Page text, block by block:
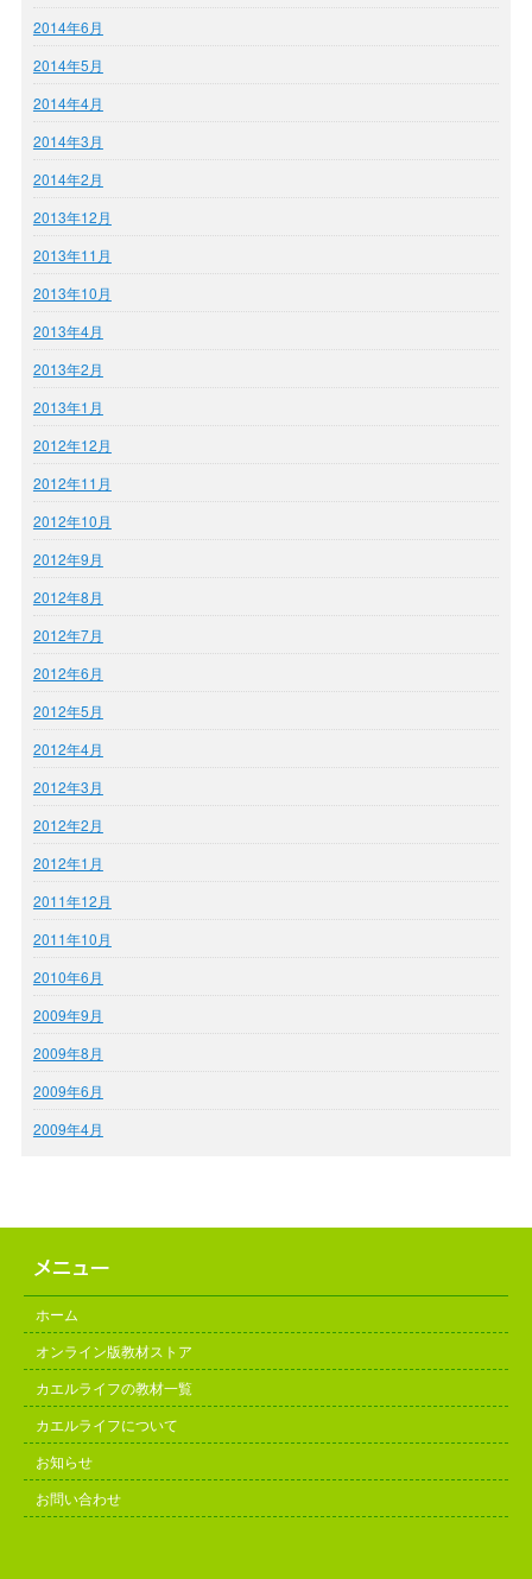
2014年6月
2014年5月
2014年4月
2014年3月
2014年2月
2013年12月
2013年11月
2013年10月
2013年4月
2013年2月
2013年1月
2012年12月
2012年11月
2012年10月
2012年9月
2012年8月
2012年7月
2012年6月
2012年5月
2012年4月
2012年3月
2012年2月
2012年1月
2011年12月
2011年10月
2010年6月
2009年9月
2009年8月
2009年6月
2009年4月
ホーム
オンライン版教材ストア
カエルライフの教材一覧
カエルライフについて
お知らせ
お問い合わせ